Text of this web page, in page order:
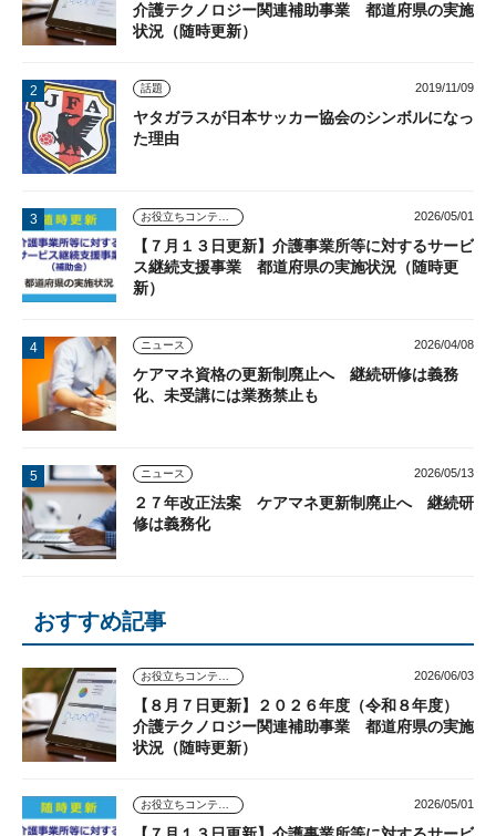
介護テクノロジー関連補助事業 都道府県の実施
状況（随時更新）
話題 2019/11/09
ヤタガラスが日本サッカー協会のシンボルになっ
た理由
お役立ちコンテンツ 2026/05/01
【７月１３日更新】介護事業所等に対するサービ
ス継続支援事業 都道府県の実施状況（随時更
新）
ニュース 2026/04/08
ケアマネ資格の更新制廃止へ 継続研修は義務
化、未受講には業務禁止も
ニュース 2026/05/13
２７年改正法案 ケアマネ更新制廃止へ 継続研
修は義務化
おすすめ記事
お役立ちコンテンツ 2026/06/03
【８月７日更新】２０２６年度（令和８年度）
介護テクノロジー関連補助事業 都道府県の実施
状況（随時更新）
お役立ちコンテンツ 2026/05/01